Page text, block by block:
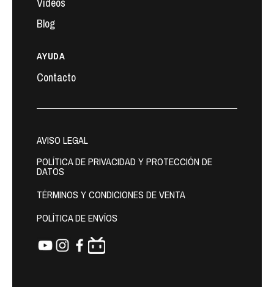
Blog
AYUDA
Contacto
AVISO LEGAL
POLÍTICA DE PRIVACIDAD Y PROTECCIÓN DE
DATOS
TÉRMINOS Y CONDICIONES DE VENTA
POLÍTICA DE ENVÍOS